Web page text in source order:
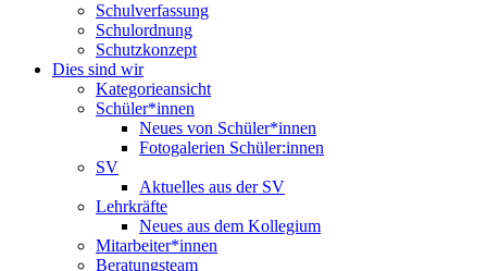
Schulverfassung
Schulordnung
Schutzkonzept
Dies sind wir
Kategorieansicht
Schüler*innen
Neues von Schüler*innen
Fotogalerien Schüler:innen
SV
Aktuelles aus der SV
Lehrkräfte
Neues aus dem Kollegium
Mitarbeiter*innen
Beratungsteam